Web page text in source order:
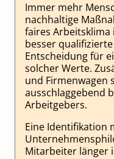
Immer mehr
nachhaltige
faires
besser
Entscheidung für
solcher Werte.
und Firmenwagen
ausschlaggebend
Arbeitgebers.
Eine Identifikation
Mitarbeiter länger